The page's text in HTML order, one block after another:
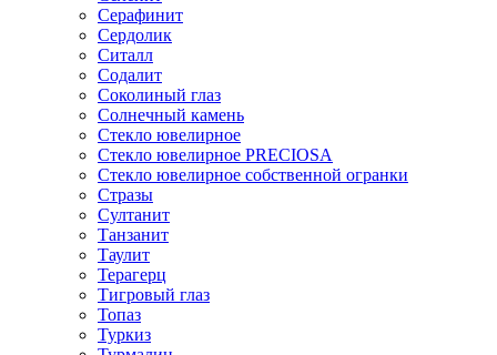
Серафинит
Сердолик
Ситалл
Содалит
Соколиный глаз
Солнечный камень
Стекло ювелирное
Стекло ювелирное PRECIOSA
Стекло ювелирное собственной огранки
Стразы
Султанит
Танзанит
Таулит
Терагерц
Тигровый глаз
Топаз
Туркиз